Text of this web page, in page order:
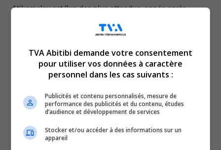
Atikamekw est l’un des plus attendus, année après
année, par les jeunes pratiquant de ce sport, mentionne
le coordonnateur du Festival, Charly Washipabano.
Le Festival, qui a débuté jeudi, va continuer jusqu’à
dimanche et est le premier d’une série de trois
événements annuels.
Le Festival de ballon-balai et hockey sénior va se tenir en
décembre et le tournoi de hockey mineur aura lieu en
Tous ces événements rassemblent des communautés
TVA Abitibi demande votre consentement
pour utiliser vos données à caractère
personnel dans les cas suivants :
Publicités et contenu personnalisés, mesure de
performance des publicités et du contenu, études
d’audience et développement de services
Stocker et/ou accéder à des informations sur un
appareil